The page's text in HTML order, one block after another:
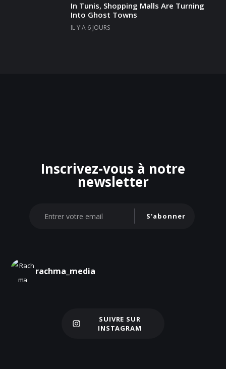
In Tunis, Shopping Malls Are Turning
Into Ghost Towns
IL Y'A 6 JOURS
Inscrivez-vous à notre
newsletter
S'abonner
rachma_media
Charger plus
SUIVRE SUR
INSTAGRAM